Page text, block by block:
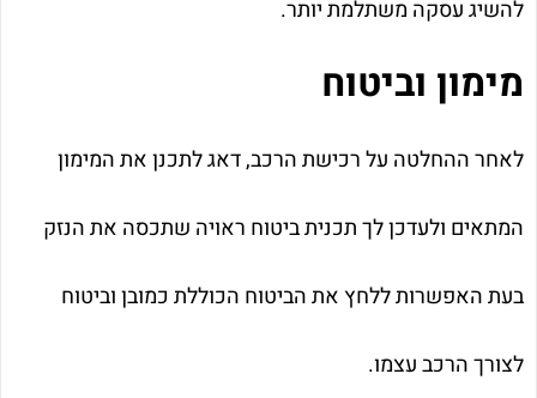
להשיג עסקה משתלמת יותר.
מימון וביטוח
לאחר ההחלטה על רכישת הרכב, דאג לתכנן את המימון
המתאים ולעדכן לך תכנית ביטוח ראויה שתכסה את הנזק
בעת האפשרות ללחץ את הביטוח הכוללת כמובן וביטוח
לצורך הרכב עצמו.